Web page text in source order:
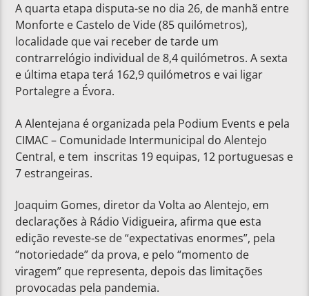
A quarta etapa disputa-se no dia 26, de manhã entre
Monforte e Castelo de Vide (85 quilómetros),
localidade que vai receber de tarde um
contrarrelógio individual de 8,4 quilómetros. A sexta
e última etapa terá 162,9 quilómetros e vai ligar
Portalegre a Évora.
A Alentejana é organizada pela Podium Events e pela
CIMAC – Comunidade Intermunicipal do Alentejo
Central, e tem inscritas 19 equipas, 12 portuguesas e
7 estrangeiras.
Joaquim Gomes, diretor da Volta ao Alentejo, em
declarações à Rádio Vidigueira, afirma que esta
edição reveste-se de “expectativas enormes”, pela
“notoriedade” da prova, e pelo “momento de
viragem” que representa, depois das limitações
provocadas pela pandemia.